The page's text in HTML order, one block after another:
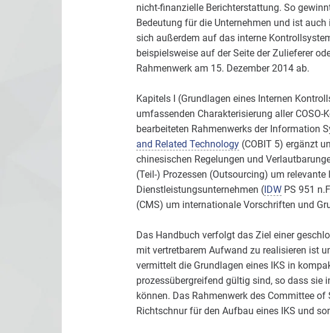
nicht-finanzielle Berichterstattung. So
Bedeutung für die Unternehmen und ist
sich außerdem auf das interne
beispielsweise auf der Seite der Zulieferer
Rahmenwerk am 15. Dezember 2014 ab.
Kapitels I (Grundlagen eines Internen
umfassenden Charakterisierung aller
bearbeiteten Rahmenwerks der Information
and Related Technology(COBIT 5) ergänzt
chinesischen Regelungen und
(Teil-) Prozessen (Outsourcing) um relevante
Dienstleistungsunternehmen (IDWPS 951
(CMS) um internationale Vorschriften und
Das Handbuch verfolgt das Ziel einer
mit vertretbarem Aufwand zu realisieren ist
vermittelt die Grundlagen eines IKS in
prozessübergreifend gültig sind, so dass sie
können. Das Rahmenwerk des Committee
Richtschnur für den Aufbau eines IKS und